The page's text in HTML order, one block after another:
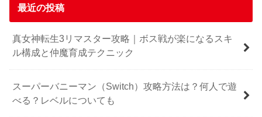
最近の投稿
真女神転生3リマスター攻略｜ボス戦が楽になるスキ
ル構成と仲魔育成テクニック
スーパーバニーマン（Switch）攻略方法は？何人で遊
べる？レベルについても